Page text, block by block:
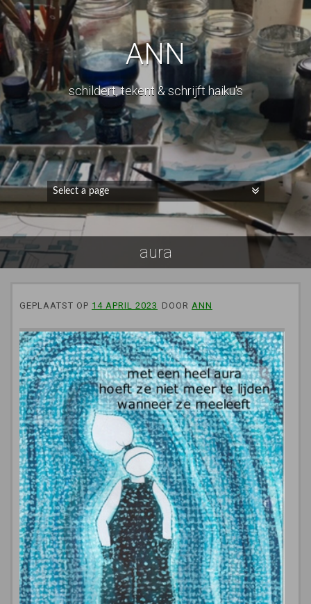
ANN
schildert, tekent & schrijft haiku's
aura
GEPLAATST OP 14 APRIL 2023 DOOR ANN